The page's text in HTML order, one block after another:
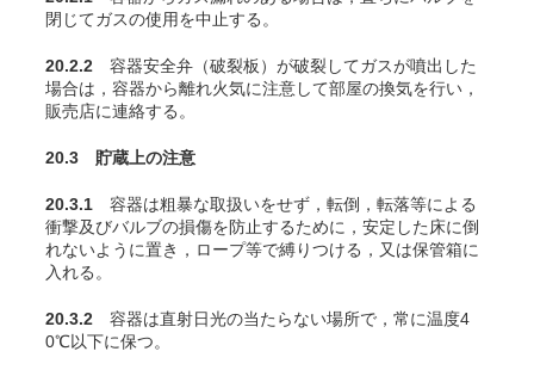
閉じてガスの使用を中止する。
20.2.2 容器安全弁（破裂板）が破裂してガスが噴出した
場合は，容器から離れ火気に注意して部屋の換気を行い，
販売店に連絡する。
20.3 貯蔵上の注意
20.3.1 容器は粗暴な取扱いをせず，転倒，転落等による
衝撃及びバルブの損傷を防止するために，安定した床に倒
れないように置き，ロープ等で縛りつける，又は保管箱に
入れる。
20.3.2 容器は直射日光の当たらない場所で，常に温度4
0℃以下に保つ。